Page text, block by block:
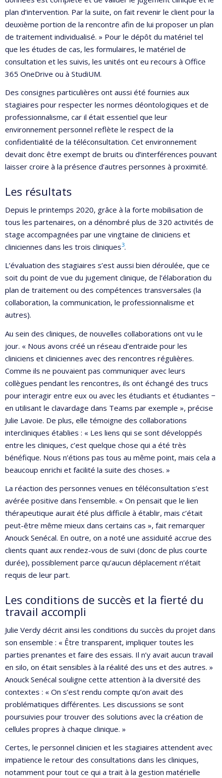
plan d’intervention. Par la suite, on fait revenir le client pour la
deuxième portion de la rencontre afin de lui proposer un plan
de traitement individualisé. » Pour le dépôt du matériel tel
que les études de cas, les formulaires, le matériel de
consultation et les suivis, les unités ont eu recours à Office
365 OneDrive ou à StudiUM.
Des consignes particulières ont aussi été fournies aux
stagiaires pour respecter les normes déontologiques et de
professionnalisme, car il était essentiel que leur
environnement personnel reflète le respect de la
confidentialité de la téléconsultation. Cet environnement
devait donc être exempt de bruits ou d’interférences pouvant
laisser croire à la présence d’autres personnes à proximité.
Les résultats
Depuis le printemps 2020, grâce à la forte mobilisation de
tous les partenaires, on a dénombré plus de 320 activités de
stage accompagnées par une vingtaine de cliniciens et
cliniciennes dans les trois cliniques3.
L’évaluation des stagiaires s’est aussi bien déroulée, que ce
soit du point de vue du jugement clinique, de l’élaboration du
plan de traitement ou des compétences transversales (la
collaboration, la communication, le professionnalisme et
autres).
Au sein des cliniques, de nouvelles collaborations ont vu le
jour. « Nous avons créé un réseau d’entraide pour les
cliniciens et cliniciennes avec des rencontres régulières.
Comme ils ne pouvaient pas communiquer avec leurs
collègues pendant les rencontres, ils ont échangé des trucs
pour interagir entre eux ou avec les étudiants et étudiantes −
en utilisant le clavardage dans Teams par exemple », précise
Julie Lavoie. De plus, elle témoigne des collaborations
intercliniques établies : « Les liens qui se sont développés
entre les cliniques, c’est quelque chose qui a été très
bénéfique. Nous n’étions pas tous au même point, mais cela a
beaucoup enrichi et facilité la suite des choses. »
La réaction des personnes venues en téléconsultation s’est
avérée positive dans l’ensemble. « On pensait que le lien
thérapeutique aurait été plus difficile à établir, mais c’était
peut-être même mieux dans certains cas », fait remarquer
Anouck Senécal. En outre, on a noté une assiduité accrue des
clients quant aux rendez-vous de suivi (donc de plus courte
durée), possiblement parce qu’aucun déplacement n’était
requis de leur part.
Les conditions de succès et la fierté du
travail accompli
Julie Verdy décrit ainsi les conditions du succès du projet dans
son ensemble : « Être transparent, impliquer toutes les
parties prenantes et faire des essais. Il n’y avait aucun travail
en silo, on était sensibles à la réalité des uns et des autres. »
Anouck Senécal souligne cette attention à la diversité des
contextes : « On s’est rendu compte qu’on avait des
problématiques différentes. Les discussions se sont
poursuivies pour trouver des solutions avec la création de
cellules propres à chaque clinique. »
Certes, le personnel clinicien et les stagiaires attendent avec
impatience le retour des consultations dans les cliniques,
notamment pour tout ce qui a trait à la gestion matérielle